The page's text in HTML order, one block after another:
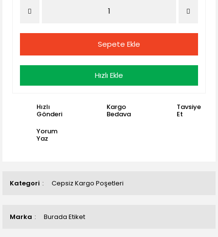
Kategori Cepsiz Kargo Poşetleri
Marka Burada Etiket
Sepete Ekle
Hızlı Ekle
Hızlı
Gönderi
Kargo
Bedava
Tavsiye
Et
Yorum
Yaz